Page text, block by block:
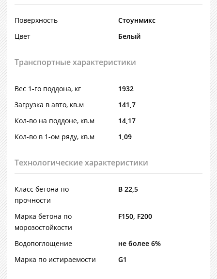
Поверхность
Стоунмикс
Цвет
Белый
Транспортные характеристики
Вес 1-го поддона, кг
1932
Загрузка в авто, кв.м
141,7
Кол-во на поддоне, кв.м
14,17
Кол-во в 1-ом ряду, кв.м
1,09
Технологические характеристики
Класс бетона по
прочности
В 22,5
Марка бетона по
морозостойкости
F150, F200
Водопоглощение
не более 6%
Марка по истираемости
G1